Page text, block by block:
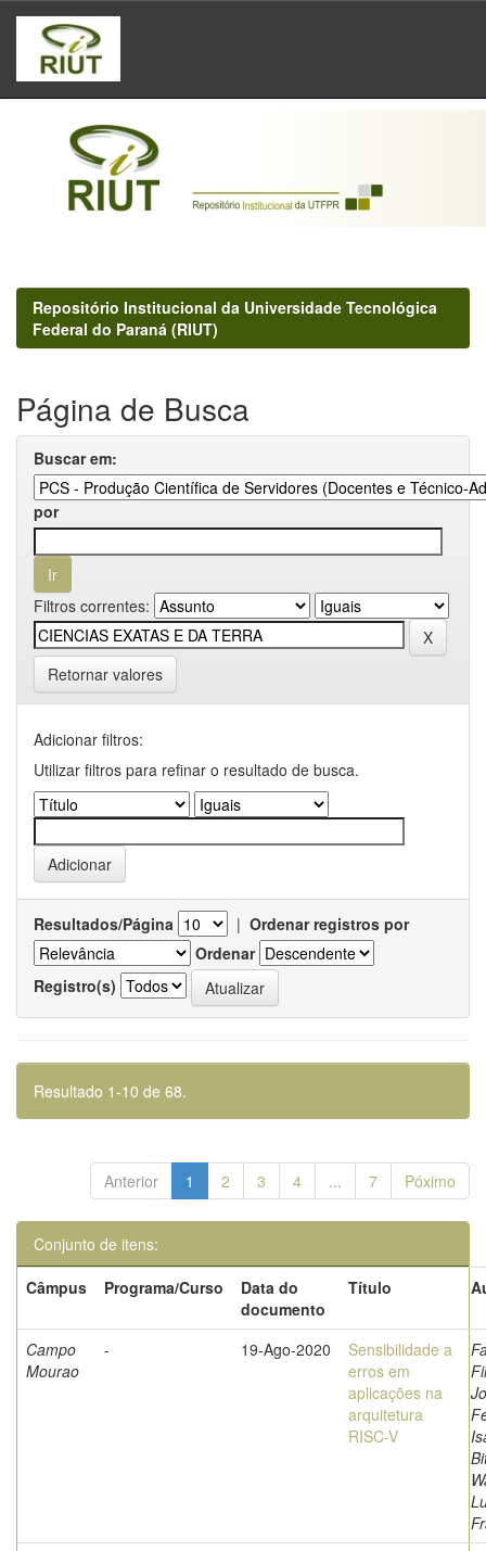
Skip
navigation
Repositório Institucional da Universidade Tecnológica
Federal do Paraná (RIUT)
Página de Busca
Buscar em:
por
Filtros correntes:
Retornar valores
Adicionar filtros:
Utilizar filtros para refinar o resultado de busca.
Resultados/Página | Ordenar registros por
Ordenar
Registro(s)
Resultado 1-10 de 68.
Anterior 1 2 3 4 ... 7 Póximo
Conjunto de itens:
Câmpus
Programa/Curso
Data do
documento
Título
Campo
Mourao
- 19-Ago-2020
Sensibilidade a
erros em
aplicações na
arquitetura
RISC-V